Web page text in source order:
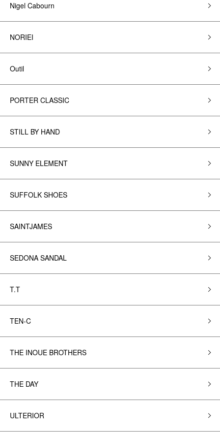
Nigel Cabourn
NORIEI
Outil
PORTER CLASSIC
STILL BY HAND
SUNNY ELEMENT
SUFFOLK SHOES
SAINTJAMES
SEDONA SANDAL
T.T
TEN-C
THE INOUE BROTHERS
THE DAY
ULTERIOR